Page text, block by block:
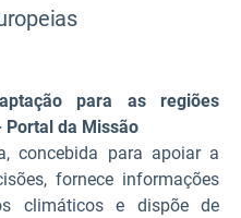
para as regiões
da Missão
concebida para apoiar a
fornece informações
climáticos e dispõe de